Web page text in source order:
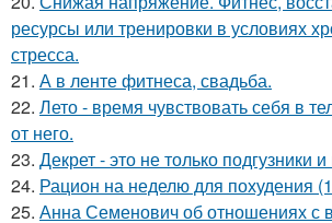
ресурсы или тренировки в условиях
стресса.
21. А в ленте фитнеса, свадьба.
22. Лето - время чувствовать себя в
от него.
23. Декрет - это не только подгузники
24. Рацион на неделю для похудения
25. Анна Семенович об отношениях с